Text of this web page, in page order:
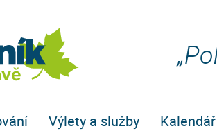
Výlety a služby Kalendář